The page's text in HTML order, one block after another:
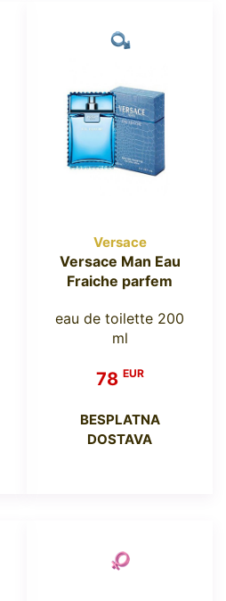
Versace
Versace Man Eau
Fraiche parfem
eau de toilette 200
ml
78 EUR
BESPLATNA
DOSTAVA